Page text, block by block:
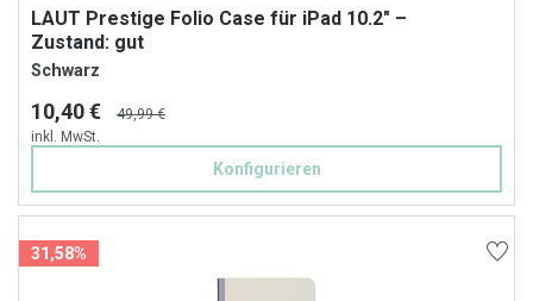
LAUT Prestige Folio Case für iPad 10.2" –
Zustand: gut
Schwarz
10,40 €
49,99 €
inkl. MwSt.
Konfigurieren
31,58%